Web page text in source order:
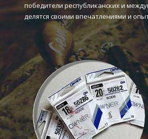
победители республиканских и
делятся своими впечатлениями и
Каталог товаров